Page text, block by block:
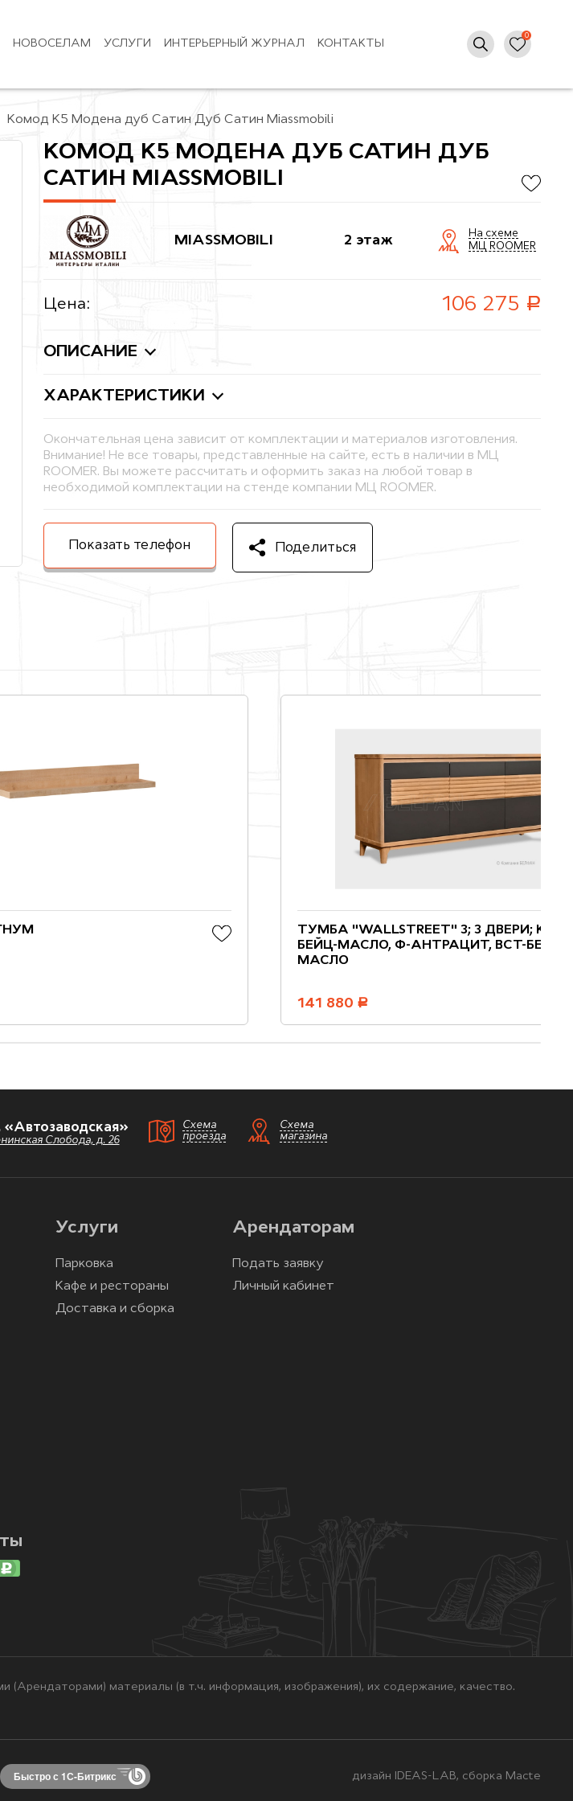
НОВОСЕЛАМ УСЛУГИ ИНТЕРЬЕРНЫЙ ЖУРНАЛ КОНТАКТЫ
Комод К5 Модена дуб Сатин Дуб Сатин Miassmobili
КОМОД К5 МОДЕНА ДУБ САТИН ДУБ
САТИН MIASSMOBILI
MIASSMOBILI 2 этаж
На схеме
МЦ ROOMER
Цена: 106 275 руб.
ОПИСАНИЕ
ХАРАКТЕРИСТИКИ
Окончательная цена зависит от комплектации и материалов изготовления.
Внимание! Не все товары, представленные на сайте, есть в наличии в МЦ
ROOMER. Вы можете рассчитать и оформить заказ на любой товар в
необходимой комплектации на стенде компании МЦ ROOMER.
Показать телефон Поделиться
ТУМБА "WALLSTREET" 3; 3 ДВЕРИ; К-
БЕЙЦ-МАСЛО, Ф-АНТРАЦИТ, ВСТ-БЕЙЦ-
МАСЛО
141 880 руб.
«Автозаводская»
Слобода, д. 26
Схема
проезда
Схема
магазина
Услуги
Парковка
Кафе и рестораны
Доставка и сборка
Арендаторам
Подать заявку
Личный кабинет
материалы (в т.ч. информация, изображения), их содержание, качество.
Быстро с 1С-Битрикс дизайн IDEAS-LAB, сборка Macte